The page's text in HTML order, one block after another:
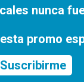
nunca
esta promo
Suscribirme